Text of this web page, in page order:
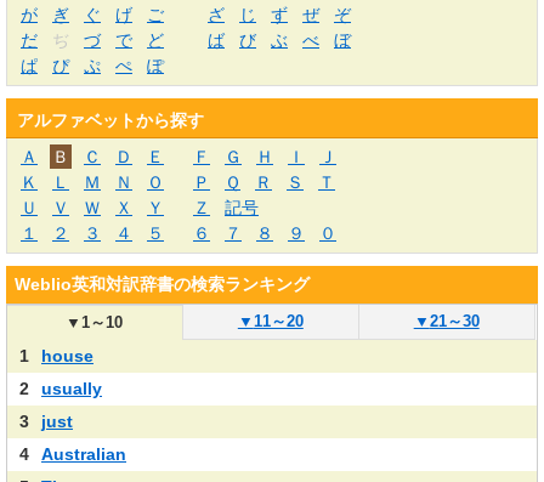
が
ぎ ぐ げ ご ざ じ ず ぜ
ぞ
だ
ぢ づ で ど ば び ぶ べ
ぼ
ぱ
ぴ ぷ ぺ ぽ
アルファベットから探す
Ａ
Ｂ Ｃ Ｄ Ｅ Ｆ Ｇ Ｈ Ｉ
Ｊ
Ｋ
Ｌ Ｍ Ｎ Ｏ Ｐ Ｑ Ｒ Ｓ
Ｔ
Ｕ
Ｖ Ｗ Ｘ Ｙ Ｚ
記号
１
２ ３ ４ ５ ６ ７ ８ ９ ０
Weblio英和対訳辞書の検索ランキング
▼1～10 ▼ 11～20 ▼ 21～30
1
house
2
usually
3
just
4
Australian